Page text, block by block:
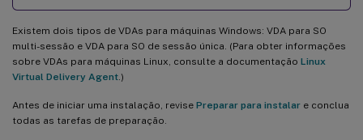
Existem dois tipos de VDAs para máquinas Windows: VDA para SO
multi-sessão e VDA para SO de sessão única. (Para obter informações
sobre VDAs para máquinas Linux, consulte a documentação Linux
Virtual Delivery Agent .)
Antes de iniciar uma instalação, revise Preparar para instalar e conclua
todas as tarefas de preparação.